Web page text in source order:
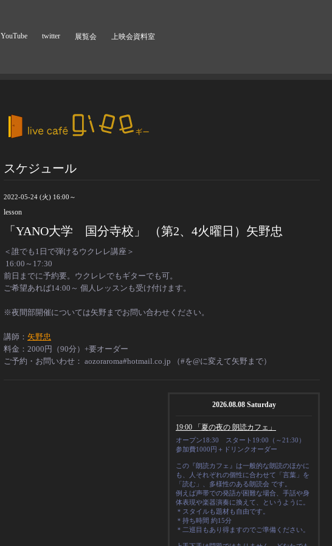
YouTube twitter 展覧会 上映会資料室
スケジュール
2022-05-24 (火) 16:00～
lesson
「YANO大学 国分寺校」 （第2、4火曜日）矢野忠
＜誰でも1日で弾けるウクレレ講座＞
16:00～17:30
前日までに予約要。ウクレレでもギターでも可。
ご希望あれば14:00～ 個人レッスンも受け付けます。
※夜間部開催については矢野までお問い合わせください。
講師： 矢野忠
料金：2000円（90分）+要オーダー
ご予約・お問いわせ： aozoraroma#hotmail.co.jp （#を@に変えて矢野まで）
2026.08.08 Saturday
19:00 「夏の夜の 朗読カフェ」
オープン18:30 スタート19:00（～21:30）
参加費1000円＋ドリンクオーダー
この『朗読カフェ』は一般的な朗読のほかに
も、人それぞれの個性に合わせて「言葉」を
「読む」、多様性のある朗読会 です。
例えば声帯での発語が困難な場合、手話や身
体表現や楽器演奏に換えて、というように
＊スタイルも題材も自由です。
＊ 持ち時間 約15分
＊二巡目もあり得ますのでご準備ください。